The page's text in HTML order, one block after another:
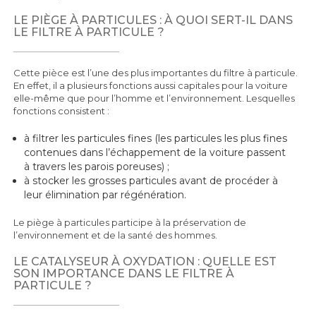
LE PIÈGE À PARTICULES : À QUOI SERT-IL DANS
LE FILTRE À PARTICULE ?
Cette pièce est l’une des plus importantes du filtre à particule.
En effet, il a plusieurs fonctions aussi capitales pour la voiture
elle-même que pour l’homme et l’environnement. Lesquelles
fonctions consistent :
à filtrer les particules fines (les particules les plus fines
contenues dans l’échappement de la voiture passent
à travers les parois poreuses) ;
à stocker les grosses particules avant de procéder à
leur élimination par régénération.
Le piège à particules participe à la préservation de
l’environnement et de la santé des hommes.
LE CATALYSEUR À OXYDATION : QUELLE EST
SON IMPORTANCE DANS LE FILTRE À
PARTICULE ?